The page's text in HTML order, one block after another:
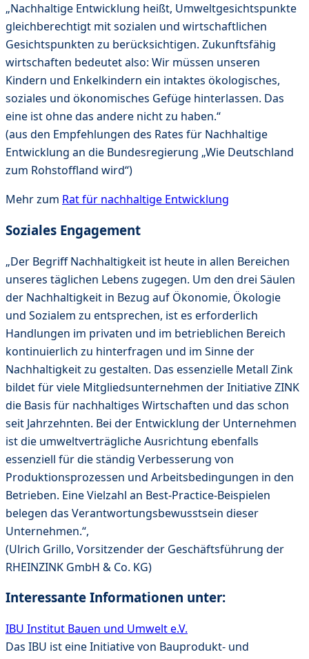
„Nachhaltige Entwicklung heißt, Umweltgesichtspunkte
gleichberechtigt mit sozialen und wirtschaftlichen
Gesichtspunkten zu berücksichtigen. Zukunftsfähig
wirtschaften bedeutet also: Wir müssen unseren
Kindern und Enkelkindern ein intaktes ökologisches,
soziales und ökonomisches Gefüge hinterlassen. Das
eine ist ohne das andere nicht zu haben.“
(aus den Empfehlungen des Rates für Nachhaltige
Entwicklung an die Bundesregierung „Wie Deutschland
zum Rohstoffland wird“)
Mehr zum Rat für nachhaltige Entwicklung
Soziales Engagement
„Der Begriff Nachhaltigkeit ist heute in allen Bereichen
unseres täglichen Lebens zugegen. Um den drei Säulen
der Nachhaltigkeit in Bezug auf Ökonomie, Ökologie
und Sozialem zu entsprechen, ist es erforderlich
Handlungen im privaten und im betrieblichen Bereich
kontinuierlich zu hinterfragen und im Sinne der
Nachhaltigkeit zu gestalten. Das essenzielle Metall Zink
bildet für viele Mitgliedsunternehmen der Initiative ZINK
die Basis für nachhaltiges Wirtschaften und das schon
seit Jahrzehnten. Bei der Entwicklung der Unternehmen
ist die umweltverträgliche Ausrichtung ebenfalls
essenziell für die ständig Verbesserung von
Produktionsprozessen und Arbeitsbedingungen in den
Betrieben. Eine Vielzahl an Best-Practice-Beispielen
belegen das Verantwortungsbewusstsein dieser
Unternehmen.“,
(Ulrich Grillo, Vorsitzender der Geschäftsführung der
RHEINZINK GmbH & Co. KG)
Interessante Informationen unter:
IBU Institut Bauen und Umwelt e.V.
Das IBU ist eine Initiative von Bauprodukt- und